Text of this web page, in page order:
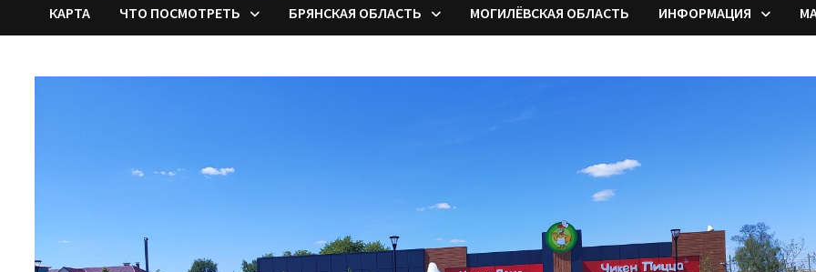
КАРТА ЧТО ПОСМОТРЕТЬ БРЯНСКАЯ ОБЛАСТЬ МОГИЛЁВСКАЯ ОБЛАСТЬ ИНФОРМАЦИЯ